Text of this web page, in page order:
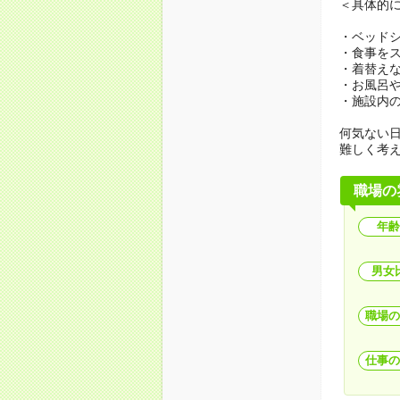
＜具体的
・ベッド
・食事を
・着替え
・お風呂
・施設内
何気ない
難しく考
職場の
年
男女
職場
仕事